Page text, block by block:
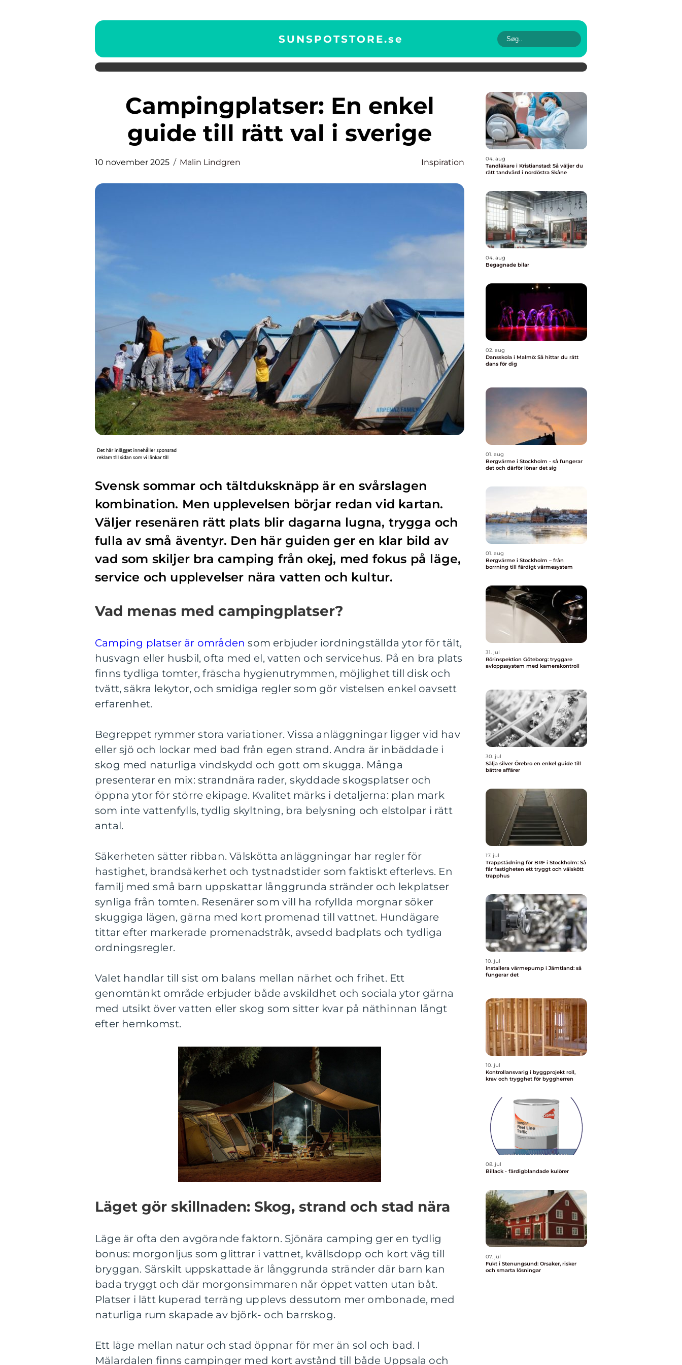
SUNSPOTSTORE.se
Campingplatser: En enkel
guide till rätt val i sverige
10 november 2025 Malin Lindgren Inspiration
Svensk sommar och tältduksknäpp är en svårslagen
kombination. Men upplevelsen börjar redan vid kartan.
Väljer resenären rätt plats blir dagarna lugna, trygga och
fulla av små äventyr. Den här guiden ger en klar bild av
vad som skiljer bra camping från okej, med fokus på läge,
service och upplevelser nära vatten och kultur.
Vad menas med campingplatser?
Camping platser är områden som erbjuder iordningställda ytor för tält,
husvagn eller husbil, ofta med el, vatten och servicehus. På en bra plats
finns tydliga tomter, fräscha hygienutrymmen, möjlighet till disk och
tvätt, säkra lekytor, och smidiga regler som gör vistelsen enkel oavsett
erfarenhet.
Begreppet rymmer stora variationer. Vissa anläggningar ligger vid hav
eller sjö och lockar med bad från egen strand. Andra är inbäddade i
skog med naturliga vindskydd och gott om skugga. Många
presenterar en mix: strandnära rader, skyddade skogsplatser och
öppna ytor för större ekipage. Kvalitet märks i detaljerna: plan mark
som inte vattenfylls, tydlig skyltning, bra belysning och elstolpar i rätt
antal.
Säkerheten sätter ribban. Välskötta anläggningar har regler för
hastighet, brandsäkerhet och tystnadstider som faktiskt efterlevs. En
familj med små barn uppskattar långgrunda stränder och lekplatser
synliga från tomten. Resenärer som vill ha rofyllda morgnar söker
skuggiga lägen, gärna med kort promenad till vattnet. Hundägare
tittar efter markerade promenadstråk, avsedd badplats och tydliga
ordningsregler.
Valet handlar till sist om balans mellan närhet och frihet. Ett
genomtänkt område erbjuder både avskildhet och sociala ytor gärna
med utsikt över vatten eller skog som sitter kvar på näthinnan långt
efter hemkomst.
Läget gör skillnaden: Skog, strand och stad nära
Läge är ofta den avgörande faktorn. Sjönära camping ger en tydlig
bonus: morgonljus som glittrar i vattnet, kvällsdopp och kort väg till
bryggan. Särskilt uppskattade är långgrunda stränder där barn kan
bada tryggt och där morgonsimmaren når öppet vatten utan båt.
Platser i lätt kuperad terräng upplevs dessutom mer ombonade, med
naturliga rum skapade av björk- och barrskog.
Ett läge mellan natur och stad öppnar för mer än sol och bad. I
Mälardalen finns campinger med kort avstånd till både Uppsala och
04. aug
Tandläkare i Kristianstad: Så väljer du
rätt tandvård i nordöstra Skåne
04. aug
Begagnade bilar
02. aug
Dansskola i Malmö: Så hittar du rätt
dans för dig
01. aug
Bergvärme i Stockholm - så fungerar
det och därför lönar det sig
01. aug
Bergvärme i Stockholm – från
borrning till färdigt värmesystem
31. jul
Rörinspektion Göteborg: tryggare
avloppssystem med kamerakontroll
30. jul
Sälja silver Örebro en enkel guide till
bättre affärer
17. jul
Trappstädning för BRF i Stockholm: Så
får fastigheten ett tryggt och välskött
trapphus
10. jul
Installera värmepump i Jämtland: så
fungerar det
10. jul
Kontrollansvarig i byggprojekt roll,
krav och trygghet för byggherren
08. jul
Billack - färdigblandade kulörer
07. jul
Fukt i Stenungsund: Orsaker, risker
och smarta lösningar